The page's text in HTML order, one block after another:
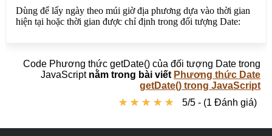
Code Phương thức getDate() của đối tượng Date trong
JavaScript nằm trong bài viết Phương thức Date
getDate() trong JavaScript
★ ★ ★ ★ ★
★ ★ ★ ★ ★ 5/5 - (1 Đánh giá)